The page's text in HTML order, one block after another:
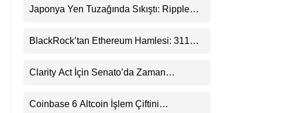
Japonya Yen Tuzağında Sıkıştı: Ripple
BlackRock’tan Ethereum Hamlesi: 311
Clarity Act İçin Senato’da Zaman
Coinbase 6 Altcoin İşlem Çiftini